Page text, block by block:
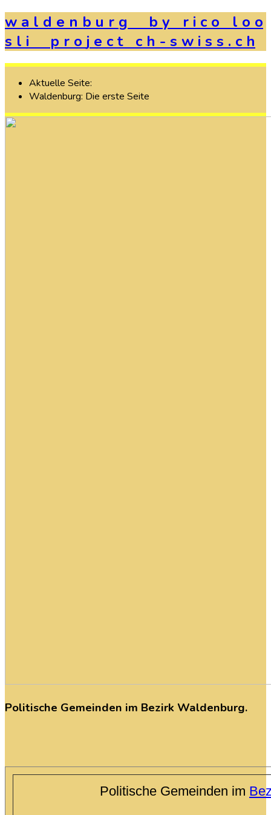
w a l d e n b u r g b y r i c o l o o
s l i p r o j e c t c h - s w i s s . c h
Aktuelle Seite:
Waldenburg: Die erste Seite
Politische Gemeinden im Bezirk Waldenburg.
Politische Gemeinden im